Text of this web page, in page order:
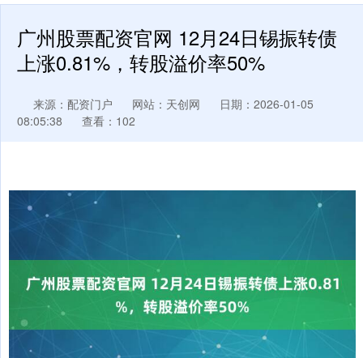
广州股票配资官网 12月24日锡振转债
上涨0.81%，转股溢价率50%
来源：配资门户 网站：天创网
日期：2026-01-05
08:05:38
查看：102